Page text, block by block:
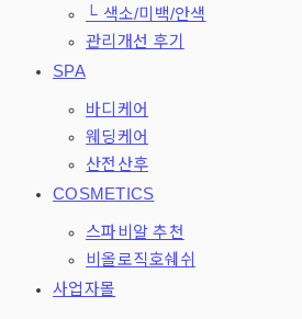
└ 색소/미백/안색
관리개선 후기
SPA
바디케어
웨딩케어
산전산후
COSMETICS
스파비알 추천
비올로직호쉐쉬
사업자몰